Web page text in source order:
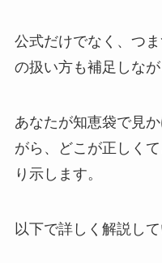
公式だけでなく、つ
の扱い方も補足しな
あなたが知恵袋で見
がら、どこが正しく
り示します。
以下で詳しく解説して